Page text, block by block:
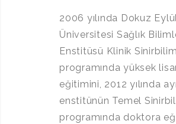
2006 yılında Dokuz
Üniversitesi Sağlık
Enstitüsü Klinik
programında yüksek
eğitimini, 2012 yılında
enstitünün Temel
programında doktora